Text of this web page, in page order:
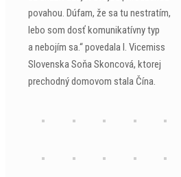
povahou. Dúfam, že sa tu nestratím,
lebo som dosť komunikatívny typ
a nebojím sa.“ povedala I. Vicemiss
Slovenska Soňa Skoncová, ktorej
prechodný domovom stala Čína.